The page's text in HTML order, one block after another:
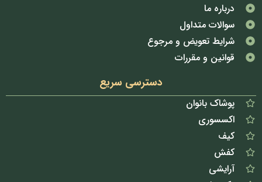
درباره ما
سوالات متداول
شرایط تعویض و مرجوع
قوانین و مقررات
دسترسی سریع
پوشاک بانوان
اکسسوری
کیف
کفش
آرایشی